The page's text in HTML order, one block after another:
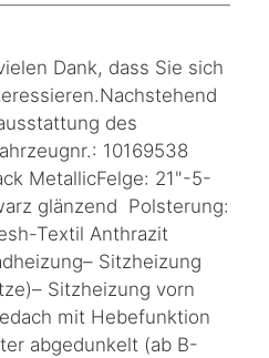
Dank, dass Sie sich
des
10169538
MetallicFelge: 21"-5-
glänzend Polsterung:
Textil Anthrazit
Sitzheizung
Sitzheizung vorn
mit Hebefunktion
abgedunkelt (ab B-